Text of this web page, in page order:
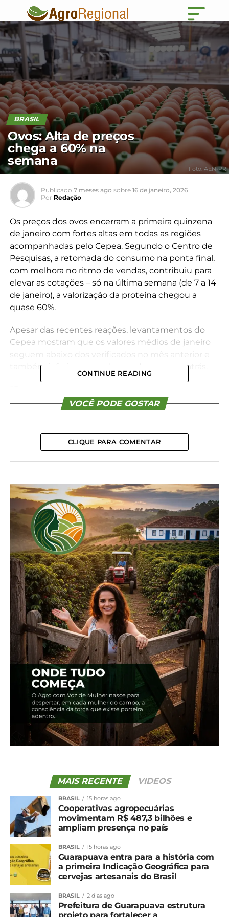
BRASIL
Ovos: Alta de preços
chega a 60% na
semana
Foto: AEN-PR
Publicado 7 meses ago sobre 16 de janeiro, 2026
Por Redação
Os preços dos ovos encerram a primeira quinzena
de janeiro com fortes altas em todas as regiões
acompanhadas pelo Cepea. Segundo o Centro de
Pesquisas, a retomada do consumo na ponta final,
com melhora no ritmo de vendas, contribuiu para
elevar as cotações – só na última semana (de 7 a 14
de janeiro), a valorização da proteína chegou a
quase 60%.
Apesar das recentes reações, levantamentos do
Cepea mostram que os valores médios de janeiro
também inferiores aos observados um ano atrás.
Facebook
Relacionado
Ovos: Médias mensais são
recordes da série do
Cepea
28 de fevereiro, 2025
Em "Brasil"
Vendas aquecidas elevam
preços dos ovos
19 de fevereiro, 2024
Em "Brasil"
Excesso de oferta e
demanda fraca derrubam
preços dos ovos em
janeiro
9 de janeiro, 2026
Em "Brasil"
TÓPICOS RELACIONADOS:
UP NEXT
Área cresce, mas produção de milho encolhe
na safra 2025/26
NÃO PERCA
Safra de grãos deve somar 339,8 milhões de
toneladas em 2026, indica IBGE
CONTINUE READING
VOCÊ PODE GOSTAR
CLIQUE PARA COMENTAR
MAIS RECENTE VIDEOS
BRASIL 15 horas ago
Cooperativas agropecuárias
movimentam R$ 487,3 bilhões e
ampliam presença no país
BRASIL 15 horas ago
Guarapuava entra para a história com
a primeira Indicação Geográfica para
cervejas artesanais do Brasil
BRASIL 2 dias ago
Prefeitura de Guarapuava estrutura